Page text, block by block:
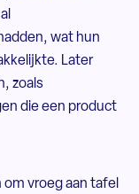
wat hun
Later
zoals
die een product
vroeg aan tafel